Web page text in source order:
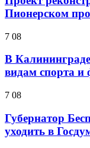
Пионерском
7 08
В
видам спорта и
7 08
Губернатор
уходить в